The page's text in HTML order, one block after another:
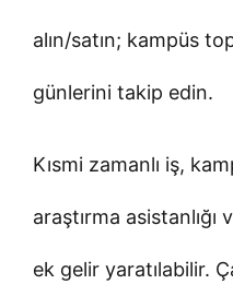
alın/satın; kampüs
günlerini takip edin.
Kısmi zamanlı iş,
araştırma
ek gelir yaratılabilir.